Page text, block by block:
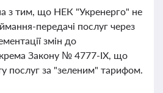
з тим, що НЕК "Укренерго" не
передачі послуг через
змін до
Закону № 4777-IX, що
послуг за "зеленим" тарифом.